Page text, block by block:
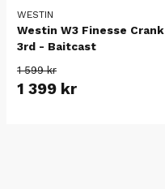
WESTIN
Westin W3 Finesse Crank
3rd - Baitcast
1 599 kr
1 399 kr